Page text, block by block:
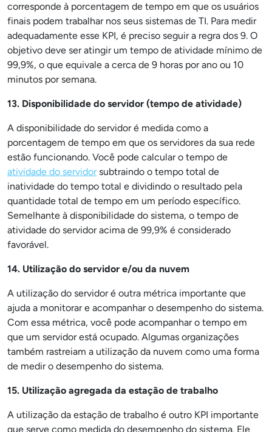
corresponde à porcentagem de tempo em que os usuários
finais podem trabalhar nos seus sistemas de TI. Para medir
adequadamente esse KPI, é preciso seguir a regra dos 9. O
objetivo deve ser atingir um tempo de atividade mínimo de
99,9%, o que equivale a cerca de 9 horas por ano ou 10
minutos por semana.
13. Disponibilidade do servidor (tempo de atividade)
A disponibilidade do servidor é medida como a
porcentagem de tempo em que os servidores da sua rede
estão funcionando. Você pode calcular o tempo de
atividade do servidorsubtraindo o tempo total de
inatividade do tempo total e dividindo o resultado pela
quantidade total de tempo em um período específico.
Semelhante à disponibilidade do sistema, o tempo de
atividade do servidor acima de 99,9% é considerado
favorável.
14. Utilização do servidor e/ou da nuvem
A utilização do servidor é outra métrica importante que
ajuda a monitorar e acompanhar o desempenho do sistema.
Com essa métrica, você pode acompanhar o tempo em
que um servidor está ocupado. Algumas organizações
também rastreiam a utilização da nuvem como uma forma
de medir o desempenho do sistema.
15. Utilização agregada da estação de trabalho
A utilização da estação de trabalho é outro KPI importante
que serve como medida do desempenho do sistema. Ele